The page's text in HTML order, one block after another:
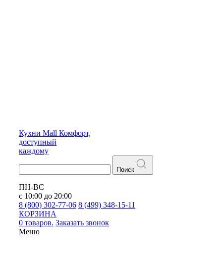
Кухни Mall Комфорт,
доступный
каждому
Поиск
ПН-ВС
с 10:00 до 20:00
8 (800) 302-77-06 8 (499) 348-15-11
КОРЗИНА
0 товаров. Заказать звонок
Меню